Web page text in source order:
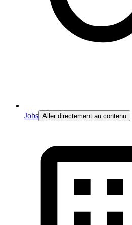
Jobs Aller directement au contenu